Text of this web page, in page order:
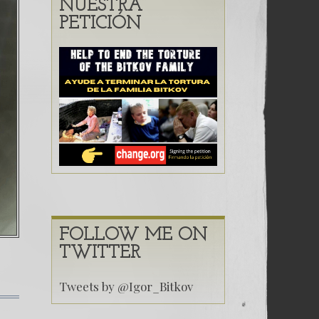
Bitkov por Paul Goble
MÁS CORRUPTA DEL MUNDO (Primera Parte)
NUESTRA
PETICIÓN
FOLLOW ME ON
TWITTER
Tweets by @Igor_Bitkov